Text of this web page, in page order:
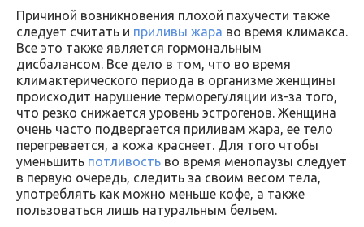
Причиной возникновения плохой пахучести также
следует считать и приливы жара во время климакса.
Все это также является гормональным
дисбалансом. Все дело в том, что во время
климактерического периода в организме женщины
происходит нарушение терморегуляции из-за того,
что резко снижается уровень эстрогенов. Женщина
очень часто подвергается приливам жара, ее тело
перегревается, а кожа краснеет. Для того чтобы
уменьшить потливость во время менопаузы следует
в первую очередь, следить за своим весом тела,
употреблять как можно меньше кофе, а также
пользоваться лишь натуральным бельем.